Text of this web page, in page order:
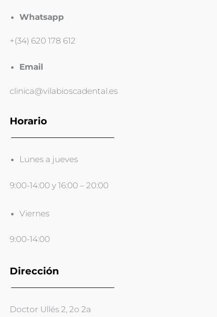
Whatsapp
+(34) 620 178 612
Email
clinica@vilabioscadental.es
Horario
Lunes a jueves
9:00-14:00 y 16:00 – 20:00
Viernes
9:00-14:00
Dirección
Doctor Ullés 2, 2o 2a